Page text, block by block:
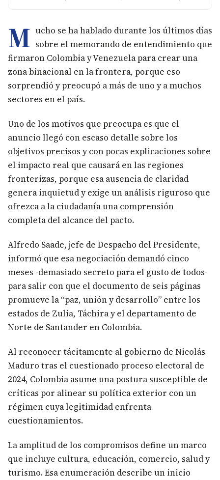
M ucho se ha hablado durante los últimos días
sobre el memorando de entendimiento que
firmaron Colombia y Venezuela para crear una
zona binacional en la frontera, porque eso
sorprendió y preocupó a más de uno y a muchos
sectores en el país.
Uno de los motivos que preocupa es que el
anuncio llegó con escaso detalle sobre los
objetivos precisos y con pocas explicaciones sobre
el impacto real que causará en las regiones
fronterizas, porque esa ausencia de claridad
genera inquietud y exige un análisis riguroso que
ofrezca a la ciudadanía una comprensión
completa del alcance del pacto.
Alfredo Saade, jefe de Despacho del Presidente,
informó que esa negociación demandó cinco
meses -demasiado secreto para el gusto de todos-
para salir con que el documento de seis páginas
promueve la “paz, unión y desarrollo” entre los
estados de Zulia, Táchira y el departamento de
Norte de Santander en Colombia.
Al reconocer tácitamente al gobierno de Nicolás
Maduro tras el cuestionado proceso electoral de
2024, Colombia asume una postura susceptible de
críticas por alinear su política exterior con un
régimen cuya legitimidad enfrenta
cuestionamientos.
La amplitud de los compromisos define un marco
que incluye cultura, educación, comercio, salud y
turismo. Esa enumeración describe un inicio